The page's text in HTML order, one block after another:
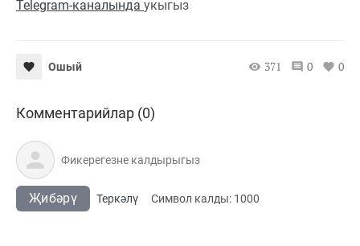
Telegram-каналында укыгыз
Ошый 371 0 0
Комментарийлар (0)
Җибәрү Теркәлү Cимвол калды: 1000